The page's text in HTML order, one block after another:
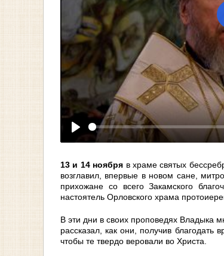
13 и 14 ноября в храме святых
возглавил, впервые в новом сане,
прихожане со всего Закамского
настоятель Орловского храма
В эти дни в своих проповедях Владыка
рассказал, как они, получив
чтобы те твердо веровали во Христа.